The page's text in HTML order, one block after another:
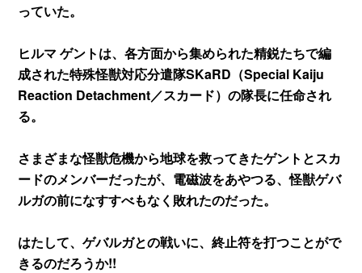
っていた。
ヒルマ ゲントは、各方面から集められた精鋭たちで編
成された特殊怪獣対応分遣隊SKaRD（Special Kaiju
Reaction Detachment／スカード）の隊長に任命され
る。
さまざまな怪獣危機から地球を救ってきたゲントとスカ
ードのメンバーだったが、電磁波をあやつる、怪獣ゲバ
ルガの前になすすべもなく敗れたのだった。
はたして、ゲバルガとの戦いに、終止符を打つことがで
きるのだろうか!!